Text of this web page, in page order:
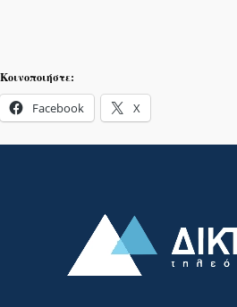
Κοινοποιήστε:
Facebook X